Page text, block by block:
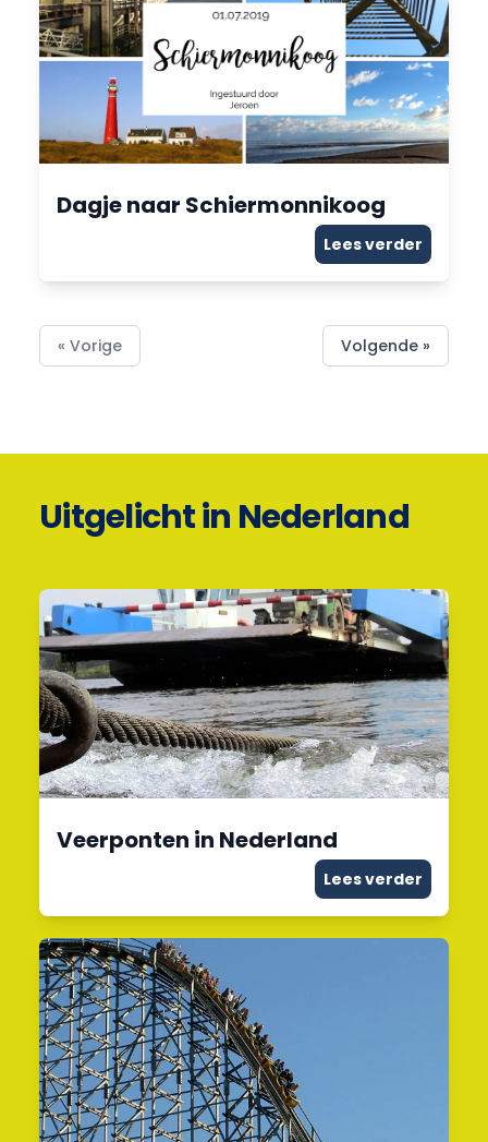
Dagje naar Schiermonnikoog
Lees verder
« Vorige Volgende »
Uitgelicht in Nederland
Veerponten in Nederland
Lees verder